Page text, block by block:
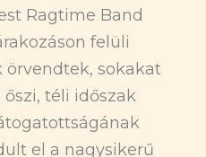
Ragtime Band
felüli
örvendtek, sokakat
téli időszak
el a nagysikerű